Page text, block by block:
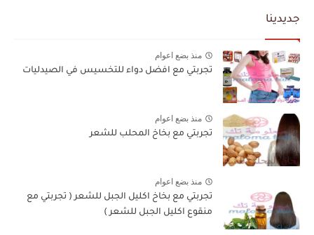
جديدينا
منذ بضع اعوام
تجربتي مع افضل دواء للتخسيس في الصيدليات
منذ بضع اعوام
تجربتي مع بخاخ المحلب للشعر
منذ بضع اعوام
تجربتي مع بخاخ اكليل الجبل للشعر ( تجربتي مع
منقوع اكليل الجبل للشعر )